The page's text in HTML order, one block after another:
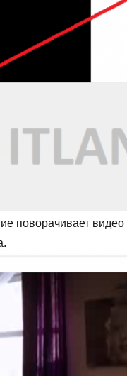
поворачивает